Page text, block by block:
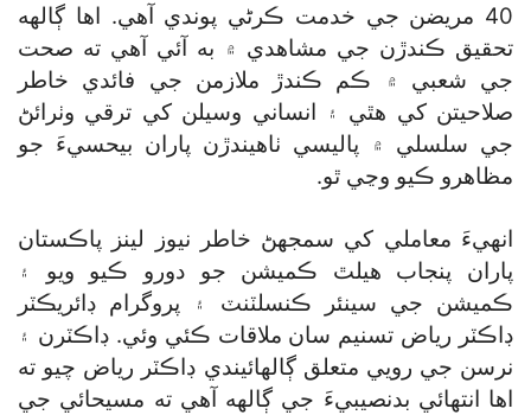
40 مريضن جي خدمت ڪرڻي پوندي آهي. اها ڳالهه
تحقيق ڪندڙن جي مشاهدي ۾ به آئي آهي ته صحت
جي شعبي ۾ ڪم ڪندڙ ملازمن جي فائدي خاطر
صلاحيتن کي هٿي ۽ انساني وسيلن کي ترقي وٺرائڻ
جي سلسلي ۾ پاليسي ٺاهيندڙن پاران بيحسيءَ جو
مظاهرو ڪيو وڃي ٿو.
انهيءَ معاملي کي سمجهڻ خاطر نيوز لينز پاڪستان
پاران پنجاب هيلٿ ڪميشن جو دورو ڪيو ويو ۽
ڪميشن جي سينئر ڪنسلٽنٽ ۽ پروگرام ڊائريڪٽر
ڊاڪٽر رياض تسنيم سان ملاقات ڪئي وئي. ڊاڪٽرن ۽
نرسن جي رويي متعلق ڳالهائيندي ڊاڪٽر رياض چيو ته
اها انتهائي بدنصيبيءَ جي ڳالهه آهي ته مسيحائي جي